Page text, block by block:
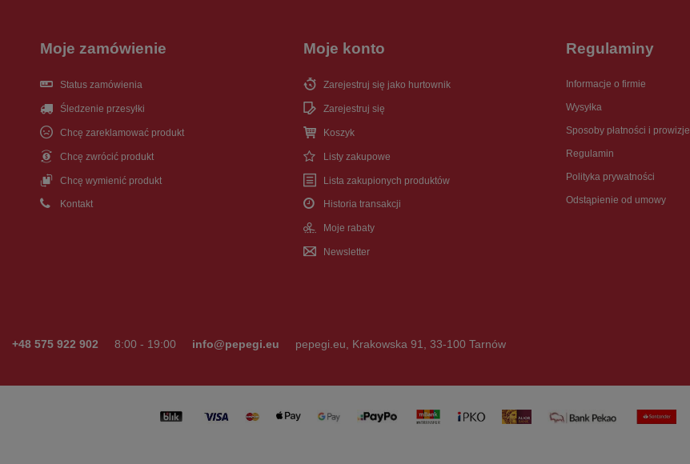
Moje zamówienie
Status zamówienia
Śledzenie przesyłki
Chcę zareklamować produkt
Chcę zwrócić produkt
Chcę wymienić produkt
Kontakt
Moje konto
Zarejestruj się jako hurtownik
Zarejestruj się
Koszyk
Listy zakupowe
Lista zakupionych produktów
Historia transakcji
Moje rabaty
Newsletter
Regulaminy
Informacje o firmie
Wysyłka
Sposoby płatności i prowizje
Regulamin
Polityka prywatności
Odstąpienie od umowy
+48 575 922 902 8:00 - 19:00 info@pepegi.eu pepegi.eu, Krakowska 91, 33-100 Tarnów